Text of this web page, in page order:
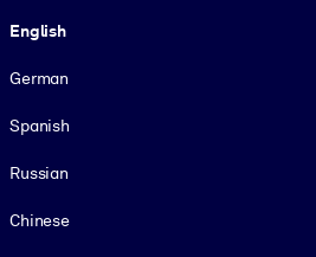
English
German
Spanish
Russian
Chinese